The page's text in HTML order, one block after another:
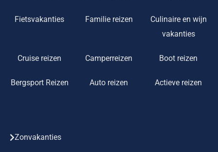
Fietsvakanties Familie reizen
Culinaire en wijn
vakanties
Cruise reizen Camperreizen Boot reizen
Bergsport Reizen Auto reizen Actieve reizen
Zonvakanties